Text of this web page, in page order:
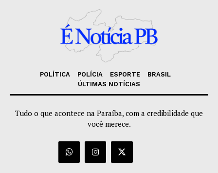
POLÍTICA POLÍCIA ESPORTE
BRASIL
ÚLTIMAS NOTÍCIAS
Tudo o que acontece na Paraíba, com a credibilidade que
você merece.